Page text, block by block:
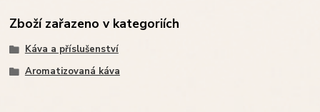
Zboží zařazeno v kategoriích
Káva a příslušenství
Aromatizovaná káva